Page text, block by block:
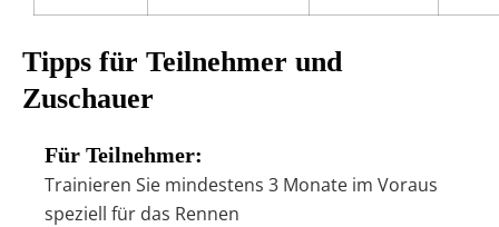
Tipps für Teilnehmer und
Zuschauer
Für Teilnehmer:
Trainieren Sie mindestens 3 Monate im Voraus
speziell für das Rennen